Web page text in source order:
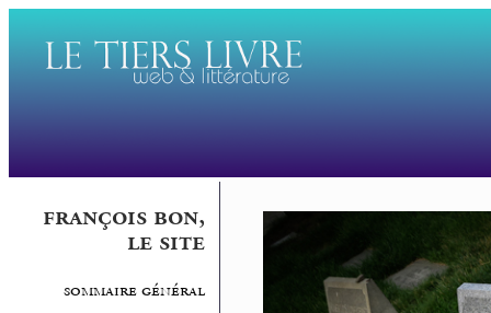
françois bon,
le site
sommaire général